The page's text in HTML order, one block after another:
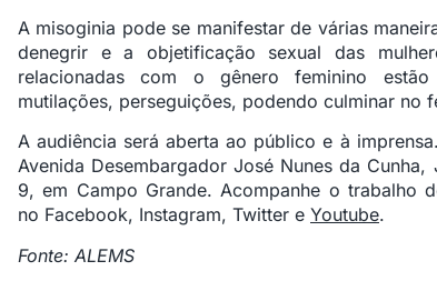
A misoginia pode se manifestar de várias
denegrir e a objetificação sexual das
relacionadas com o gênero feminino
mutilações, perseguições, podendo culminar no
A audiência será aberta ao público e à
Avenida Desembargador José Nunes da
9, em Campo Grande. Acompanhe o trabalho
no Facebook, Instagram, Twitter e Youtube.
Fonte: ALEMS